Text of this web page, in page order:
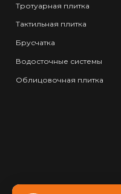
Тротуарная плитка
Тактильная плитка
Брусчатка
Водосточные системы
Облицовочная плитка